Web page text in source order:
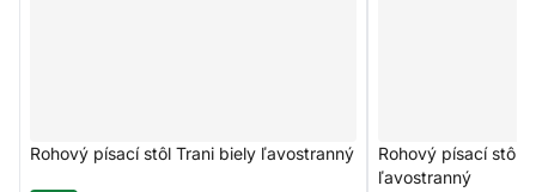
Rohový písací stôl Trani biely ľavostranný
Rohový písací stôl
ľavostranný